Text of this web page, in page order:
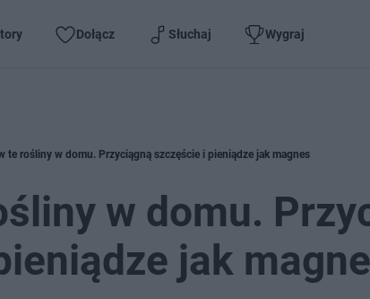
Dołącz Słuchaj Wygraj
te rośliny w domu. Przyciągną szczęście i pieniądze jak magnes
w domu.
jak